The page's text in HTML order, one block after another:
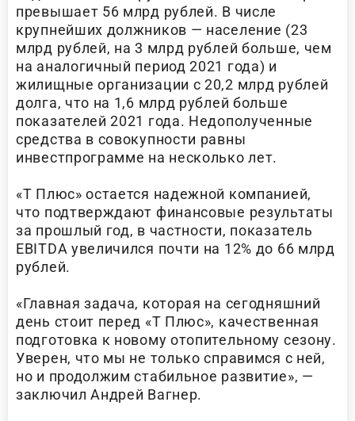
превышает 56 млрд рублей. В числе
крупнейших должников — население (23
млрд рублей, на 3 млрд рублей больше, чем
на аналогичный период 2021 года) и
жилищные организации с 20,2 млрд рублей
долга, что на 1,6 млрд рублей больше
показателей 2021 года. Недополученные
средства в совокупности равны
инвестпрограмме на несколько лет.
«Т Плюс» остается надежной компанией,
что подтверждают финансовые результаты
за прошлый год, в частности, показатель
EBITDA увеличился почти на 12% до 66 млрд
рублей.
«Главная задача, которая на сегодняшний
день стоит перед «Т Плюс», качественная
подготовка к новому отопительному сезону.
Уверен, что мы не только справимся с ней,
но и продолжим стабильное развитие», —
заключил Андрей Вагнер.